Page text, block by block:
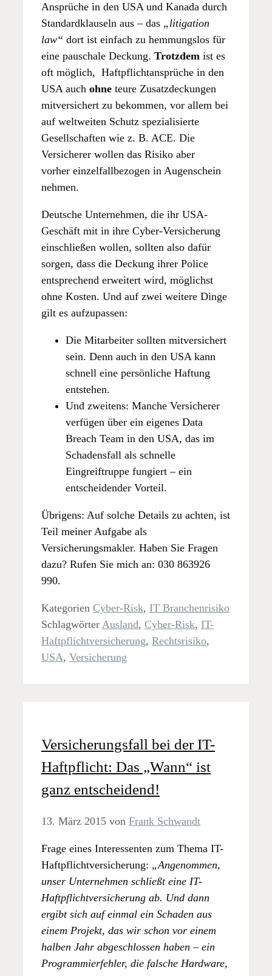
Ansprüche in den USA und Kanada durch
Standardklauseln aus – das „litigation
law“ dort ist einfach zu hemmungslos für
eine pauschale Deckung. Trotzdem ist es
oft möglich, Haftpflichtansprüche in den
USA auch ohne teure Zusatzdeckungen
mitversichert zu bekommen, vor allem bei
auf weltweiten Schutz spezialisierte
Gesellschaften wie z. B. ACE. Die
Versicherer wollen das Risiko aber
vorher einzelfallbezogen in Augenschein
nehmen.
Deutsche Unternehmen, die ihr USA-
Geschäft mit in ihre Cyber-Versicherung
einschließen wollen, sollten also dafür
sorgen, dass die Deckung ihrer Police
entsprechend erweitert wird, möglichst
ohne Kosten. Und auf zwei weitere Dinge
gilt es aufzupassen:
Die Mitarbeiter sollten mitversichert
sein. Denn auch in den USA kann
schnell eine persönliche Haftung
entstehen.
Und zweitens: Manche Versicherer
verfügen über ein eigenes Data
Breach Team in den USA, das im
Schadensfall als schnelle
Eingreiftruppe fungiert – ein
entscheidender Vorteil.
Übrigens: Auf solche Details zu achten, ist
Teil meiner Aufgabe als
Versicherungsmakler. Haben Sie Fragen
dazu? Rufen Sie mich an: 030 863926
990.
Kategorien Cyber-Risk, IT Branchenrisiko
Schlagwörter Ausland, Cyber-Risk, IT-
Haftpflichtversicherung, Rechtsrisiko,
USA, Versicherung
Versicherungsfall bei der IT-
Haftpflicht: Das „Wann“ ist
ganz entscheidend!
13. März 2015 von Frank Schwandt
Frage eines Interessenten zum Thema IT-
Haftpflichtversicherung: „Angenommen,
unser Unternehmen schließt eine IT-
Haftpflichtversicherung ab. Und dann
ergibt sich auf einmal ein Schaden aus
einem Projekt, das wir schon vor einem
halben Jahr abgeschlossen haben – ein
Programmierfehler, die falsche Hardware,